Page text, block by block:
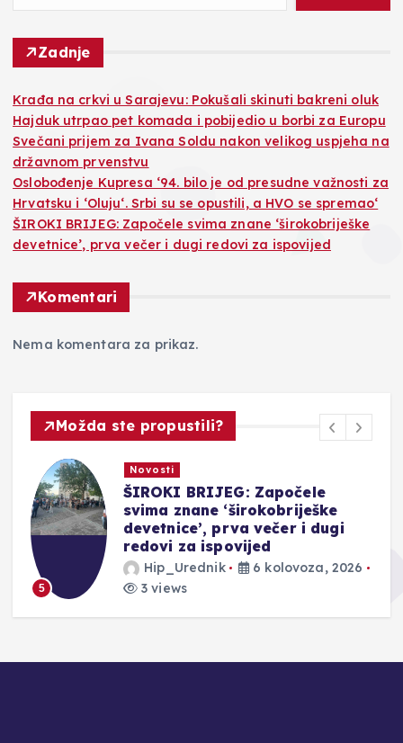
Zadnje
Krađa na crkvi u Sarajevu: Pokušali skinuti bakreni oluk
Hajduk utrpao pet komada i pobijedio u borbi za Europu
Svečani prijem za Ivana Soldu nakon velikog uspjeha na
državnom prvenstvu
Oslobođenje Kupresa ‘94. bilo je od presudne važnosti za
Hrvatsku i ‘Oluju‘. Srbi su se opustili, a HVO se spremao‘
ŠIROKI BRIJEG: Započele svima znane ‘širokobriješke
devetnice’, prva večer i dugi redovi za ispovijed
Komentari
Nema komentara za prikaz.
Možda ste propustili?
5
Novosti
ŠIROKI BRIJEG: Započele
svima znane ‘širokobriješke
devetnice’, prva večer i dugi
redovi za ispovijed
Hip_Urednik
6 kolovoza, 2026
3 views